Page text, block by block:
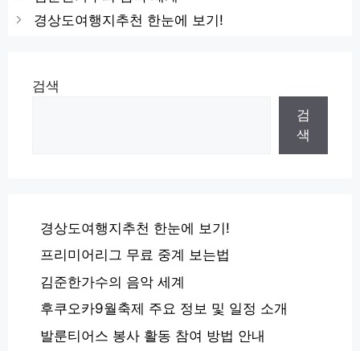
리
경상도여행지추천 한눈에 보기!
검색
검
색
경상도여행지추천 한눈에 보기!
프리미어리그 무료 중계 보는법
김준한가수의 음악 세계
후쿠오카9월축제 주요 정보 및 일정 소개
발룬티어스 봉사 활동 참여 방법 안내